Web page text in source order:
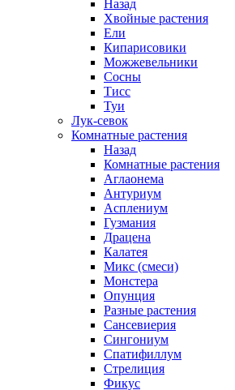
Назад
Хвойные растения
Ели
Кипарисовики
Можжевельники
Сосны
Тисс
Туи
Лук-севок
Комнатные растения
Назад
Комнатные растения
Аглаонема
Антуриум
Асплениум
Гузмания
Драцена
Калатея
Микс (смеси)
Монстера
Опунция
Разные растения
Сансевиерия
Сингониум
Спатифиллум
Стрелиция
Фикус